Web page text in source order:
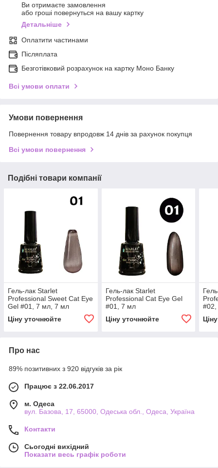
Ви отримаєте замовлення
або гроші повернуться на вашу картку
Детальніше
Оплатити частинами
Післяплата
Безготівковий розрахунок на картку Моно Банку
Всі умови оплати
Умови повернення
Повернення товару впродовж 14 днів за рахунок покупця
Всі умови повернення
Подібні товари компанії
Гель-лак Starlet
Professional Sweet Cat Eye
Gel #01, 7 мл, 7 мл
Ціну уточнюйте
Гель-лак Starlet
Professional Cat Eye Gel
#01, 7 мл
Ціну уточнюйте
Про нас
89% позитивних з 920 відгуків за рік
Працює з 22.06.2017
м. Одеса
вул. Базова, 17, 65000, Одеська обл., Одеса, Україна
Контакти
Сьогодні вихідний
Показати весь графік роботи